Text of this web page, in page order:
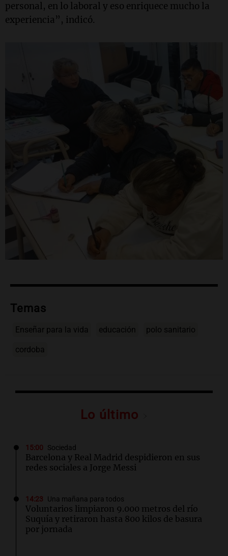
personal, en lo laboral y eso enriquece mucho la
experiencia”, indicó.
Temas
Enseñar para la vida educación polo sanitario
cordoba
Lo último
15:00 Sociedad
Barcelona y Real Madrid despidieron en sus
redes sociales a Jorge Messi
14:23 Una mañana para todos
Voluntarios limpiaron 9.000 metros del río
Suquía y retiraron hasta 800 kilos de basura
por jornada